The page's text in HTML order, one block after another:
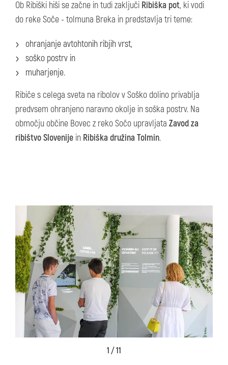
Ob Ribiški hiši se začne in tudi zaključi Ribiška pot, ki vodi
do reke Soče - tolmuna Breka in predstavlja tri teme:
ohranjanje avtohtonih ribjih vrst,
soško postrv in
muharjenje.
Ribiče s celega sveta na ribolov v Soško dolino privablja
predvsem ohranjeno naravno okolje in soška postrv. Na
območju občine Bovec z reko Sočo upravljata Zavod za
ribištvo Slovenije in Ribiška družina Tolmin.
1 / 11